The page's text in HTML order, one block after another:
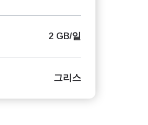
2 GB/일
그리스